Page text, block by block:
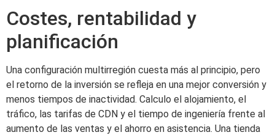
Costes, rentabilidad y
planificación
Una configuración multirregión cuesta más al principio, pero
el retorno de la inversión se refleja en una mejor conversión y
menos tiempos de inactividad. Calculo el alojamiento, el
tráfico, las tarifas de CDN y el tiempo de ingeniería frente al
aumento de las ventas y el ahorro en asistencia. Una tienda